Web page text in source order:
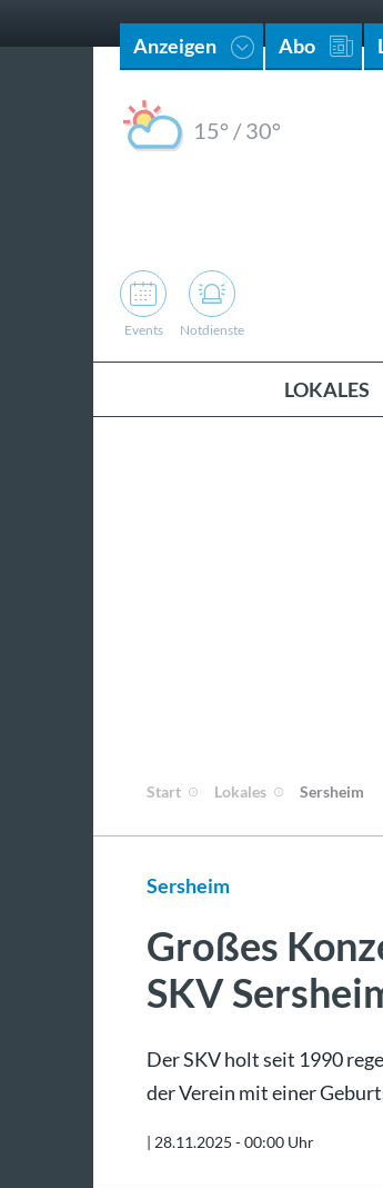
Anzeigen Abo
15° /30°
Events Notdienste
LOKALES
Start Lokales Sersheim
Sersheim
Großes
SKV
Der SKV holt seit 1990
der Verein mit einer
| 28.11.2025 - 00:00 Uhr